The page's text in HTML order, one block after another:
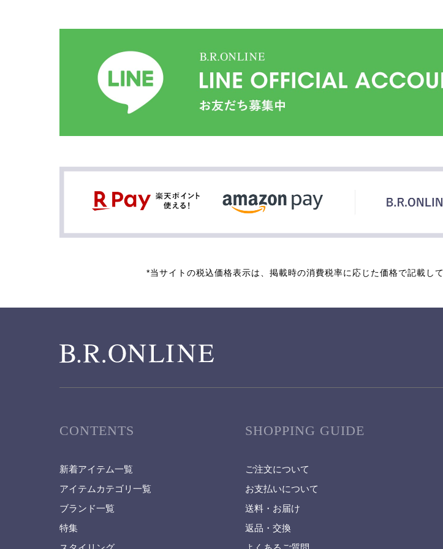
*当サイトの税込価格表示は、掲載時の消費税率に応じた価格で記載し
CONTENTS
新着アイテム一覧
アイテムカテゴリ一覧
ブランド一覧
特集
SHOPPING GUIDE
ご注文について
お支払いについて
送料・お届け
返品・交換